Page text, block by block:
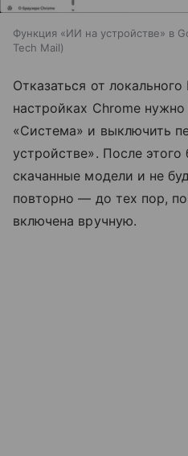
Функция «ИИ на устройстве» в
Tech Mail
Отказаться от
настройках Chrome
«Система» и выключить
устройстве». После
скачанные модели и не
повторно — до тех пор,
включена вручную.